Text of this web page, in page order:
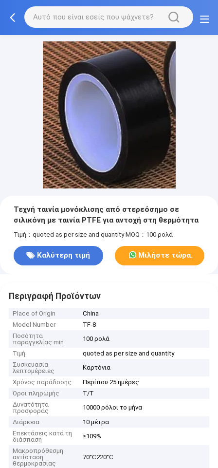
Τεχνή ταινία μονόκλισης από στερεόσημο σε
σιλικόνη με ταινία PTFE για αντοχή στη θερμότητα
Τιμή：quoted as per size and quantity MOQ：100 ρολά
Καλύτερη τιμή Μιλήστε τώρα.
Περιγραφή Προϊόντων
Place of Origin
China
Model Number
TF-8
Ποσότητα
παραγγελίας min
100 ρολά
Τιμή
quoted as per size and quantity
Συσκευασία
λεπτομέρειες
Καρτόνια
Χρόνος παράδοσης
Περίπου 25 ημέρες
Όροι πληρωμής
Τ/Τ
Δυνατότητα
προσφοράς
10000 ρόλοι το μήνα
Διάρκεια
10 μέτρα
Επεκτάσεις κατά τη
διάσπαση
≥109%
Μακροπρόθεσμη
αντίσταση
θερμοκρασίας
70°C220°C